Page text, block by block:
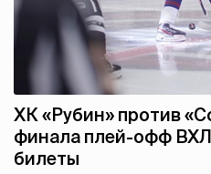
ХК «Рубин» против
финала плей-офф
билеты